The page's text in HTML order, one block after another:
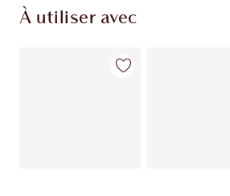
À utiliser avec